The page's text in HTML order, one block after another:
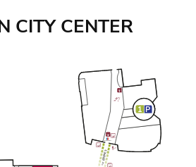
CITY CENTER
P
1
<<<
EBENE 3